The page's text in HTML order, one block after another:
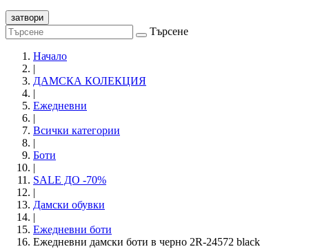
затвори
Търсене
Начало
|
ДАМСКА КОЛЕКЦИЯ
|
Ежедневни
|
Всички категории
|
Боти
|
SALE ДО -70%
|
Дамски обувки
|
Eжедневни боти
Ежедневни дамски боти в черно 2R-24572 black